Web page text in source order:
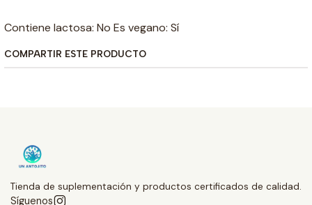
Contiene lactosa: No Es vegano: Sí
COMPARTIR ESTE PRODUCTO
Tienda de suplementación y productos certificados de calidad.
Síguenos